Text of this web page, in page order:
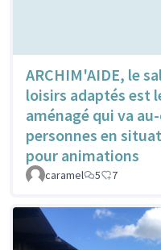
ARCHIM'AIDE, le
loisirs adaptés est
aménagé qui va
personnes en
pour animations
caramel 5 7